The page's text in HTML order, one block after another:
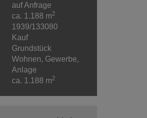
auf Anfrage
ca. 1.188 m2
1939/133080
Kauf
Grundstück
Wohnen Gewerbe
Anlage
ca. 1.188 m2